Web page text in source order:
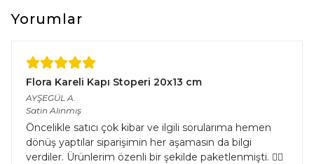
Yorumlar
Flora Kareli Kapı Stoperi 20x13 cm
AYŞEGÜL A.
Satın Alınmış
Öncelikle satıcı çok kibar ve ilgili sorularıma hemen
dönüş yaptılar siparişimin her aşamasın da bilgi
verdiler. Ürünlerim özenli bir şekilde paketlenmişti. 👌🏻